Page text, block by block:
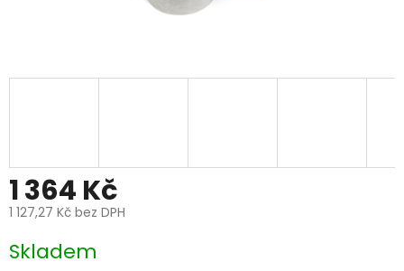
1 364 Kč
1 127,27 Kč bez DPH
cena:
Skladem